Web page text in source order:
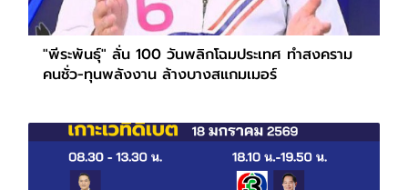
"พีระพันธุ์" ลั่น 100 วันพลิกโฉมประเทศ ทำสงคราม
คนชั่ว-ทุนพลังงาน ล้างบางสแกมเมอร์